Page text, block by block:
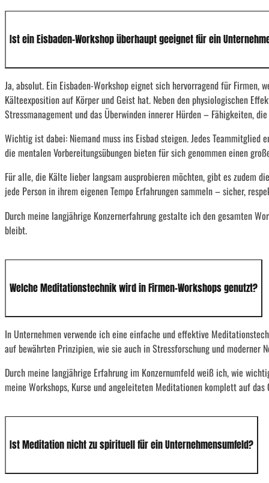
Ist ein Eisbaden-Workshop überhaupt geeignet für ein
Ja, absolut. Ein Eisbaden-Workshop eignet sich hervorragend für
Kälteexposition auf Körper und Geist hat. Neben den physiologischen
Stressmanagement und das Überwinden innerer Hürden – Fähigkeiten,
Wichtig ist dabei: Niemand muss ins Eisbad steigen. Jedes
die mentalen Vorbereitungsübungen bieten für sich genommen einen
Für alle, die Kälte lieber langsam ausprobieren möchten, gibt es zudem
jede Person in ihrem eigenen Tempo Erfahrungen sammeln – sicher,
Durch meine langjährige Konzernerfahrung gestalte ich den gesamten
bleibt.
Welche Meditationstechnik wird in Firmen-Workshops genutzt?
In Unternehmen verwende ich eine einfache und effektive
auf bewährten Prinzipien, wie sie auch in Stressforschung und
Durch meine langjährige Erfahrung im Konzernumfeld weiß ich, wie
meine Workshops, Kurse und angeleiteten Meditationen komplett auf
Ist Meditation nicht zu spirituell für ein Unternehmensumfeld?